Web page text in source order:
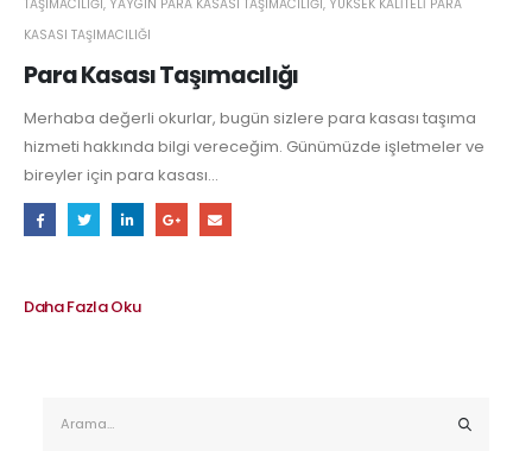
Para Kasası Taşımacılığı
TAŞIMACILIĞI, YAYGIN PARA KASASI TAŞIMACILIĞI, YÜKSEK KALITELI PARA
KASASI TAŞIMACILIĞI
Merhaba değerli okurlar, bugün sizlere para kasası taşıma
hizmeti hakkında bilgi vereceğim. Günümüzde işletmeler ve
bireyler için para kasası...
Daha Fazla Oku